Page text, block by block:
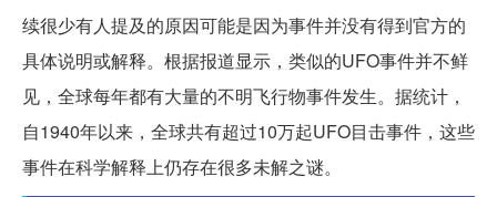
续很少有人提及的原因可能是因为事件并没有得到官方的
具体说明或解释。根据报道显示，类似的UFO事件并不鲜
见，全球每年都有大量的不明飞行物事件发生。据统计，
自1940年以来，全球共有超过10万起UFO目击事件，这些
事件在科学解释上仍存在很多未解之谜。